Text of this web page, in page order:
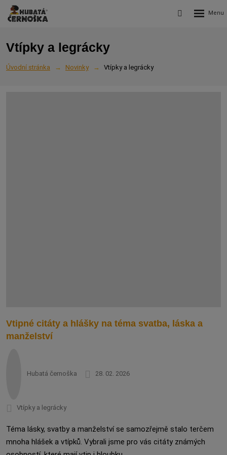
Vyhledávání
Rozbalení
Vtípky a legrácky
Úvodní stránka Novinky Vtípky a legrácky
Vtipné citáty a hlášky na téma svatba, láska a
manželství
Hubatá černoška 28. 02. 2026
Vtípky a legrácky
Téma lásky, svatby a manželství se samozřejmě stalo terčem
mnoha hlášek a vtípků. Vybrali jsme pro vás citáty známých